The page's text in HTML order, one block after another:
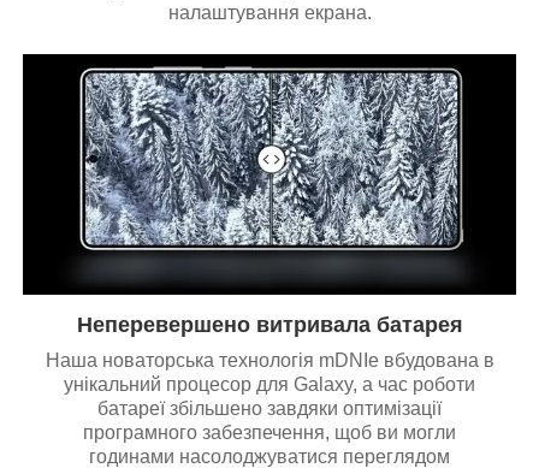
налаштування екрана.
Неперевершено витривала батарея
Наша новаторська технологія mDNIe вбудована в
унікальний процесор для Galaxy, а час роботи
батареї збільшено завдяки оптимізації
програмного забезпечення, щоб ви могли
годинами насолоджуватися переглядом